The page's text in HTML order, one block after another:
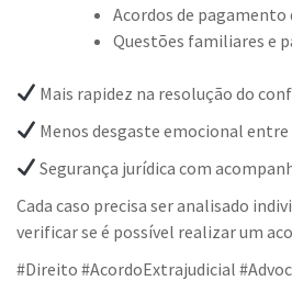
Acordos de pagamento
Questões familiares e
Mais rapidez na resolução do
Menos desgaste emocional entre
Segurança jurídica com
Cada caso precisa ser analisado
verificar se é possível realizar um
#Direito #AcordoExtrajudicial